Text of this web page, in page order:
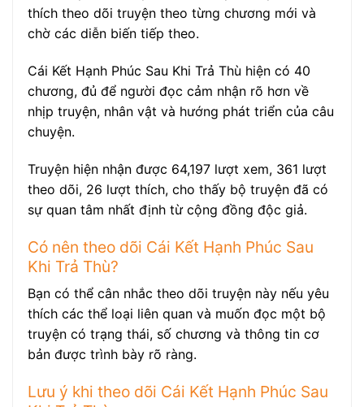
thích theo dõi truyện theo từng chương mới và
chờ các diễn biến tiếp theo.
Cái Kết Hạnh Phúc Sau Khi Trả Thù hiện có 40
chương, đủ để người đọc cảm nhận rõ hơn về
nhịp truyện, nhân vật và hướng phát triển của câu
chuyện.
Truyện hiện nhận được 64,197 lượt xem, 361 lượt
theo dõi, 26 lượt thích, cho thấy bộ truyện đã có
sự quan tâm nhất định từ cộng đồng độc giả.
Có nên theo dõi Cái Kết Hạnh Phúc Sau
Khi Trả Thù?
Bạn có thể cân nhắc theo dõi truyện này nếu yêu
thích các thể loại liên quan và muốn đọc một bộ
truyện có trạng thái, số chương và thông tin cơ
bản được trình bày rõ ràng.
Lưu ý khi theo dõi Cái Kết Hạnh Phúc Sau